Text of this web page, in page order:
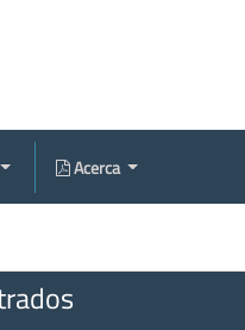
Acerca